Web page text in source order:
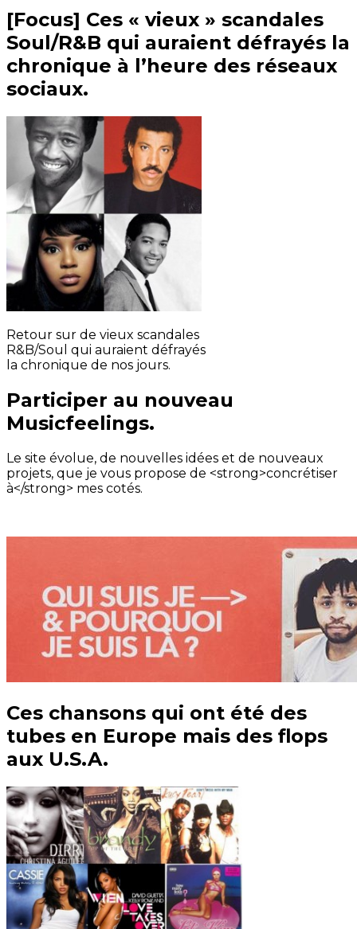
[Focus] Ces « vieux » scandales
Soul/R&B qui auraient défrayés la
chronique à l’heure des réseaux
sociaux.
Retour sur de vieux scandales
R&B/Soul qui auraient défrayés
la chronique de nos jours.
Participer au nouveau
Musicfeelings.
Le site évolue, de nouvelles idées et de nouveaux
projets, que je vous propose de <strong>concrétiser
à</strong> mes cotés.
Ces chansons qui ont été des
tubes en Europe mais des flops
aux U.S.A.